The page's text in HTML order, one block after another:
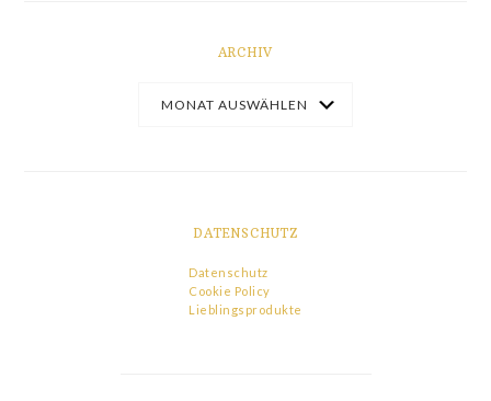
ARCHIV
DATENSCHUTZ
Datenschutz
Cookie Policy
Lieblingsprodukte